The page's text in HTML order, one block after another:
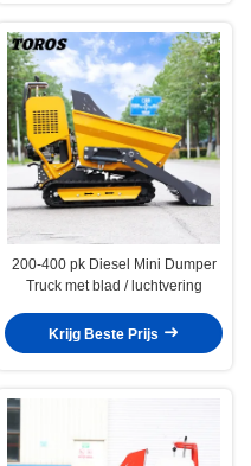
200-400 pk Diesel Mini Dumper
Truck met blad / luchtvering
Krijg Beste Prijs